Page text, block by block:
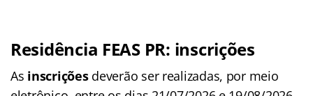
Residência FEAS PR: inscrições
As inscrições deverão ser realizadas, por meio